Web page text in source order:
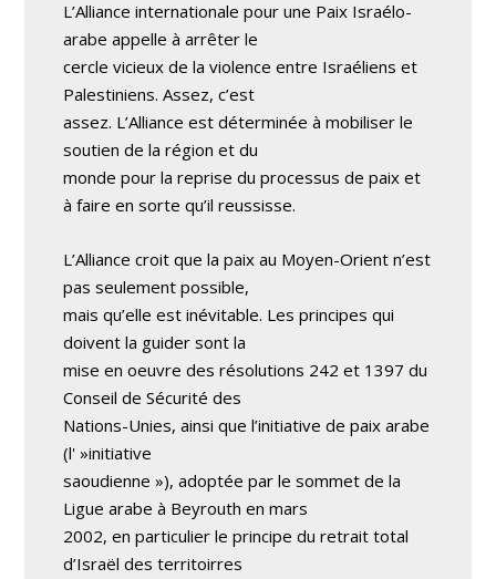
L’Alliance internationale pour une Paix Israélo-
arabe appelle à arrêter le
cercle vicieux de la violence entre Israéliens et
Palestiniens. Assez, c’est
assez. L’Alliance est déterminée à mobiliser le
soutien de la région et du
monde pour la reprise du processus de paix et
à faire en sorte qu’il reussisse.
L’Alliance croit que la paix au Moyen-Orient n’est
pas seulement possible,
mais qu’elle est inévitable. Les principes qui
doivent la guider sont la
mise en oeuvre des résolutions 242 et 1397 du
Conseil de Sécurité des
Nations-Unies, ainsi que l’initiative de paix arabe
(l' »initiative
saoudienne »), adoptée par le sommet de la
Ligue arabe à Beyrouth en mars
2002, en particulier le principe du retrait total
d’Israël des territoirres